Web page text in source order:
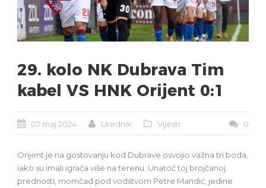
29. kolo NK Dubrava Tim
kabel VS HNK Orijent 0:1
07 maj 2024 Urednik Vijesti 0
Orijent je na gostovanju kod Dubrave osvojio važna tri boda,
iako su imali igrača više na terenu. Unatoč toj brojčanoj
prednosti, momčad pod vodstvom Petre Mandić, jedine